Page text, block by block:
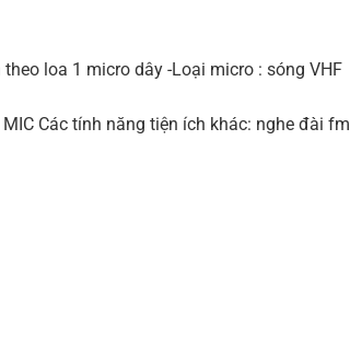
loa 1 micro dây -Loại micro : sóng VHF
Các tính năng tiện ích khác: nghe đài fm